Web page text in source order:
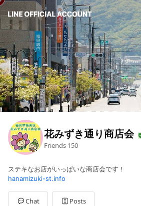
花みずき通り商店会
Friends 150
ステキなお店がいっぱいな商店会です！
hanamizuki-st.info
Chat Posts